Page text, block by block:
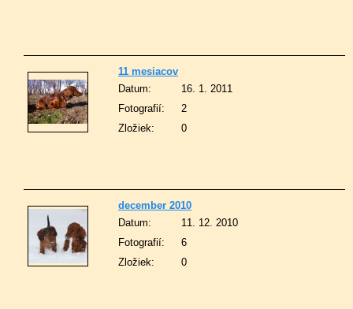
11 mesiacov
Datum:
16. 1. 2011
Fotografií:
2
Zložiek:
0
december 2010
Datum:
11. 12. 2010
Fotografií:
6
Zložiek:
0